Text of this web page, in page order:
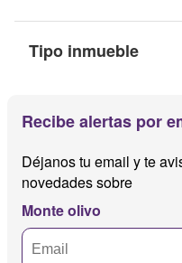
Tipo inmueble
Recibe alertas por
Déjanos tu email y te
novedades sobre
Monte olivo